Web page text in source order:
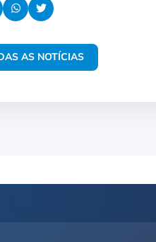
AS NOTÍCIAS